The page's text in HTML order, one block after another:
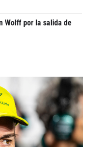
Wolff por la salida de